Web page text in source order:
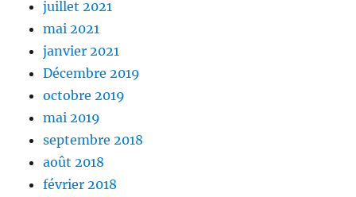
juillet 2021
mai 2021
janvier 2021
Décembre 2019
octobre 2019
mai 2019
septembre 2018
août 2018
février 2018